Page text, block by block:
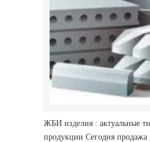
ЖБИ изделия : актуальные
продукции Сегодня